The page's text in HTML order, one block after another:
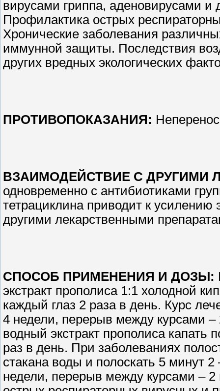
вирусами гриппа, аденовирусами и
Профилактика острых
Хронические заболевания
иммунной защиты. Последствия
других вредных экологических
ПРОТИВОПОКАЗАНИЯ:
ВЗАИМОДЕЙСТВИЕ С ДРУГИМИ
одновременно с антибиотиками
тетрациклина приводит к
другими лекарственными
СПОСОБ ПРИМЕНЕНИЯ И ДОЗЫ:
экстракт прополиса 1:1 холодной
каждый глаз 2 раза в день. Курс
4 недели, перерыв между курсами
водный экстракт прополиса капать
раз в день. При заболеваниях
стакана воды и полоскать 5 минут
недели, перерыв между курсами –